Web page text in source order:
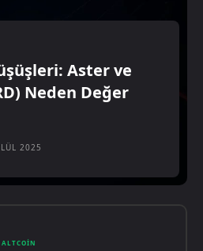
ALTCOIN
Aster ve
Neden Değer
2025